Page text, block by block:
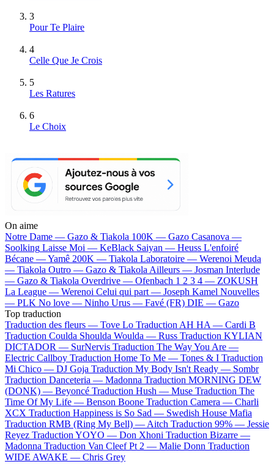
3
Pour Te Plaire
4
Celle Que Je Crois
5
Les Ratures
6
Le Choix
On aime
Notre Dame — Gazo & Tiakola 100K — Gazo Casanova —
Soolking Laisse Moi — KeBlack Saiyan — Heuss L'enfoiré
Bécane —Yamê 200K — Tiakola Laboratoire — Werenoi Meuda
— Tiakola Outro — Gazo & Tiakola Ailleurs — Josman Interlude
— Gazo & Tiakola Overdrive — Ofenbach 1 2 3 4 — ZOKUSH
La League — Werenoi Celui qui part — Joseph Kamel Nouvelles
— PLK No love — Ninho Urus — Favé (FR) DIE — Gazo
Top traduction
Traduction des fleurs — Tove Lo Traduction AH HA — Cardi B
Traduction Coulda Shoulda Woulda — Russ Traduction KYLIAN
DICTADOR — SurNervis Traduction The Way You Are —
Electric Callboy Traduction Home To Me — Tones & I Traduction
Mi Chico — DJ Goja Traduction My Body Isn't Ready — Sombr
Traduction Danceteria — Madonna Traduction MORNING DEW
(DONK) — Beyoncé Traduction Hush — Muse Traduction The
Time Of My Life — Benson Boone Traduction Camera — Charli
XCX Traduction Happiness is So Sad — Swedish House Mafia
Traduction RMB (Ring My Bell) — Aitch Traduction 99% — Jessie
Reyez Traduction YOYO — Don Xhoni Traduction Bizarre —
Madonna Traduction Van Cleef Pt 2 — Malie Donn Traduction
WIDE AWAKE — Chris Grey